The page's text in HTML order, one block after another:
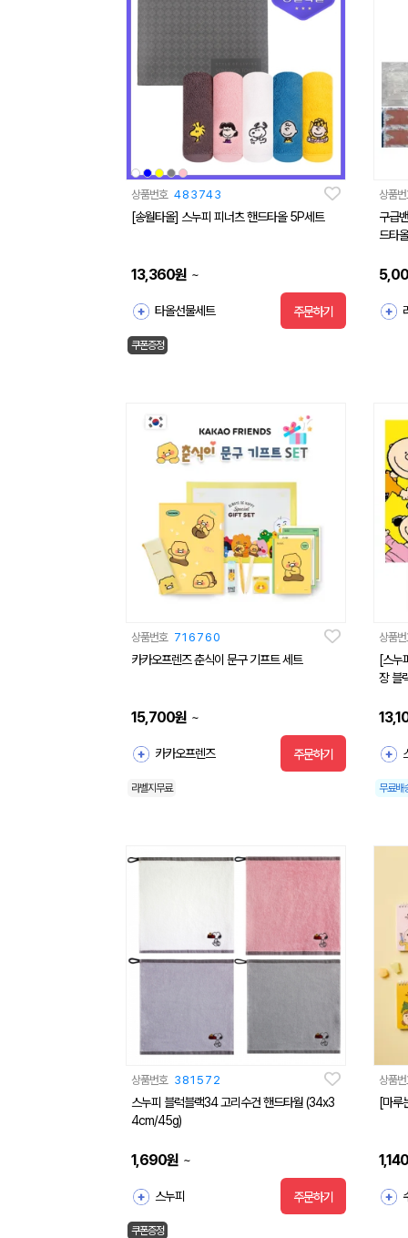
상품번호 483743
[송월타올] 스누피 피너츠 핸드타올 5P세트
13,360원 ~
타올선물세트 주문하기
쿠폰증정
상품
구급
드타
상품번호 716760
카카오프렌즈 춘식이 문구 기프트 세트
15,700원 ~
카카오프렌즈 주문하기
라벨지무료
상품
[스누
장 블
무료배
상품번호 381572
스누피 블럭블랙34 고리수건 핸드타월 (34x3
4cm/45g)
1,690원 ~
스누피 주문하기
쿠폰증정
상품
[마루
1,140